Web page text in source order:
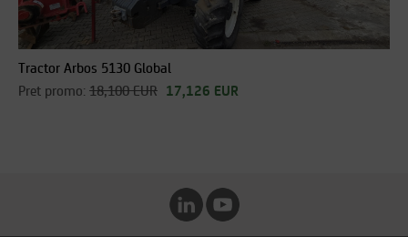
Tractor Arbos 5130 Global
Pret promo: 18,100 EUR 17,126 EUR